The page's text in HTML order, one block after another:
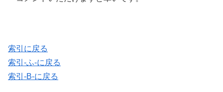
索引に戻る
索引-ふ-に戻る
索引-B-に戻る